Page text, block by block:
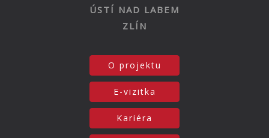
ÚSTÍ NAD LABEM
ZLÍN
O projektu
E-vizitka
Kariéra